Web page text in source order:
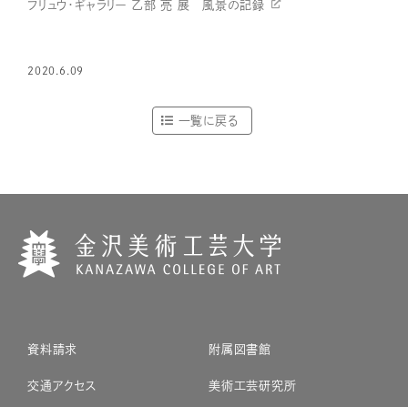
フリュウ・ギャラリー 乙部 亮 展 風景の記録
2020.6.09
一覧に戻る
資料請求
交通アクセス
附属図書館
美術工芸研究所